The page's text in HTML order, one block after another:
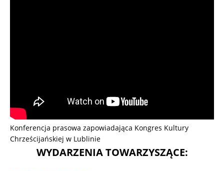
Konferencja prasowa zapowiadająca Kongres Kultury
Chrześcijańskiej w Lublinie
WYDARZENIA TOWARZYSZĄCE: